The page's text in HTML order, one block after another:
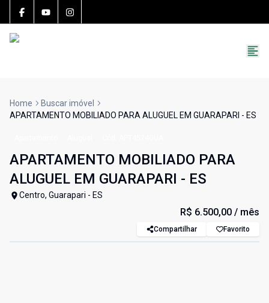
Home
Buscar imóvel
APARTAMENTO MOBILIADO PARA ALUGUEL EM GUARAPARI - ES
APARTAMENTO MOBILIADO PARA
ALUGUEL EM GUARAPARI - ES
Centro, Guarapari - ES
R$ 6.500,00 / mês
Compartilhar Favorito